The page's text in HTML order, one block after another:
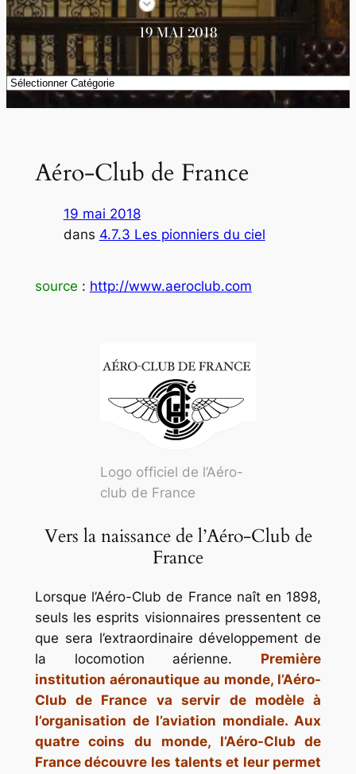
19 MAI 2018
Catégories
Aéro-Club de France
19 mai 2018
dans 4.7.3 Les pionniers du ciel
source : http://www.aeroclub.com
Logo officiel de l’Aéro-
club de France
Vers la naissance de l’Aéro-Club de
France
Lorsque l’Aéro-Club de France naît en 1898,
seuls les esprits visionnaires pressentent ce
que sera l’extraordinaire développement de
la locomotion aérienne. Première
institution aéronautique au monde, l’Aéro-
Club de France va servir de modèle à
l’organisation de l’aviation mondiale. Aux
quatre coins du monde, l’Aéro-Club de
France découvre les talents et leur permet